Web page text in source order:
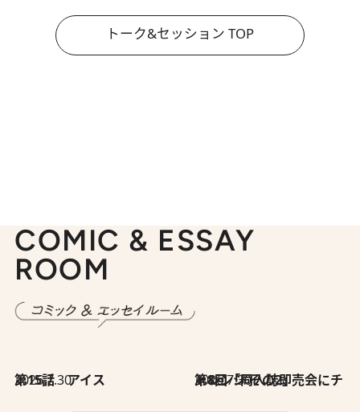
トーク&セッション TOP
COMIC & ESSAY
ROOM
2026.7.30
第15話 アイス 2026.7.30
第8回「同人誌即売会にチャレンジ その2」